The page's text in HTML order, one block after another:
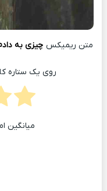
متن ریمیکس چیزی به
روی یک ستاره
میانگین